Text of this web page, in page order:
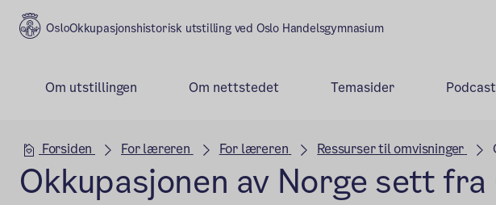
Okkupasjonshistorisk utstilling ved Oslo Handelsgymnasium
Om utstillingen Om nettstedet Temasider Podcast
Hovedseksjon
Forsiden For læreren For læreren Ressurser til omvisninger
Okkupasjonen av Norge sett fra